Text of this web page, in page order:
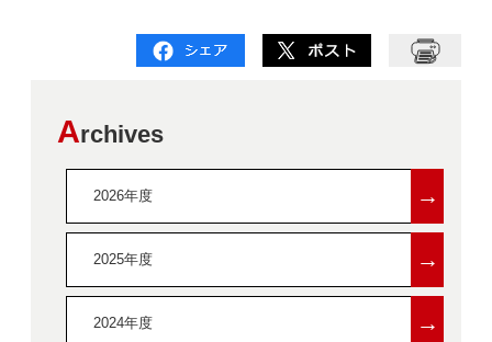
Archives
2026年度 →
2025年度 →
2024年度 →